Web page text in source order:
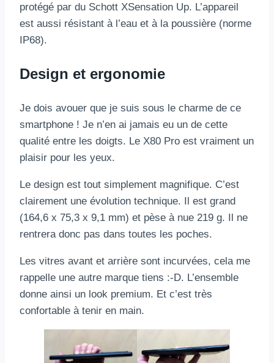
protégé par du Schott XSensation Up. L’appareil
est aussi résistant à l’eau et à la poussière (norme
IP68).
Design et ergonomie
Je dois avouer que je suis sous le charme de ce
smartphone ! Je n’en ai jamais eu un de cette
qualité entre les doigts. Le X80 Pro est vraiment un
plaisir pour les yeux.
Le design est tout simplement magnifique. C’est
clairement une évolution technique. Il est grand
(164,6 x 75,3 x 9,1 mm) et pèse à nue 219 g. Il ne
rentrera donc pas dans toutes les poches.
Les vitres avant et arrière sont incurvées, cela me
rappelle une autre marque tiens :-D. L’ensemble
donne ainsi un look premium. Et c’est très
confortable à tenir en main.